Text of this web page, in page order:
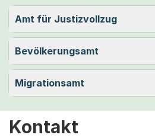
Amt für Justizvollzug
Bevölkerungsamt
Migrationsamt
Kontakt